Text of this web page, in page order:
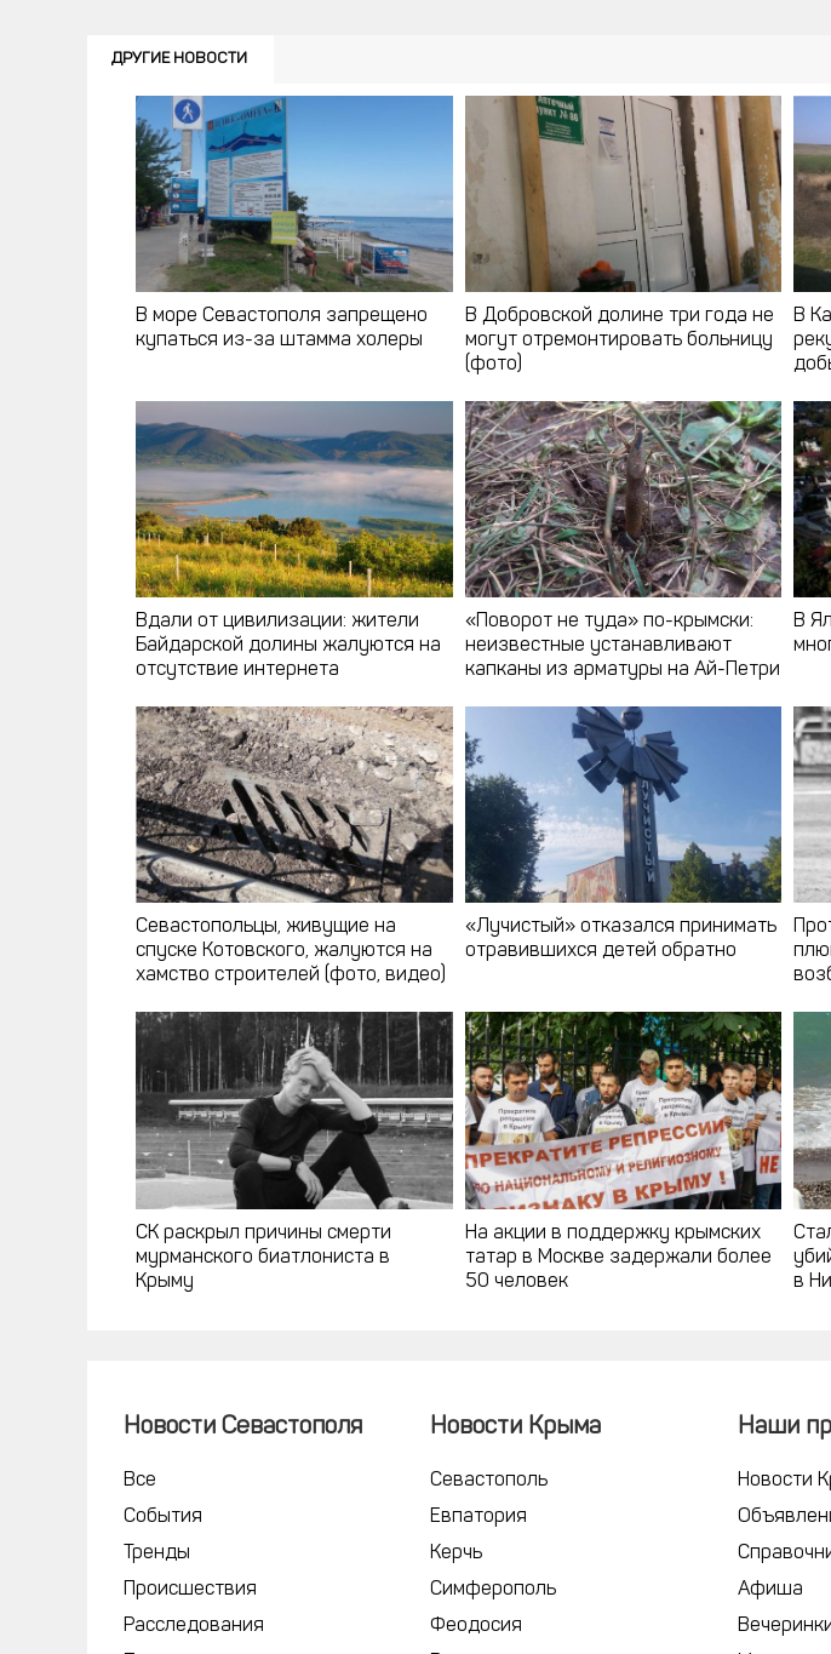
В море Севастополя запрещено
купаться из-за штамма холеры
В Добровской долине три года не
могут отремонтировать больницу
(фото)
В
Вдали от цивилизации: жители
Байдарской долины жалуются на
отсутствие интернета
«Поворот не туда» по-крымски:
неизвестные устанавливают
капканы из арматуры на Ай-Петри
В
Севастопольцы, живущие на
спуске Котовского, жалуются на
хамство строителей (фото, видео)
«Лучистый» отказался принимать
отравившихся детей обратно
СК раскрыл причины смерти
мурманского биатлониста в
Крыму
На акции в поддержку крымских
татар в Москве задержали более
50 человек
в
ДРУГИЕ НОВОСТИ
Новости Севастополя
Все
События
Тренды
Происшествия
Расследования
Новости Крыма
Севастополь
Евпатория
Керчь
Симферополь
Феодосия
Наши
Новости
Афиша